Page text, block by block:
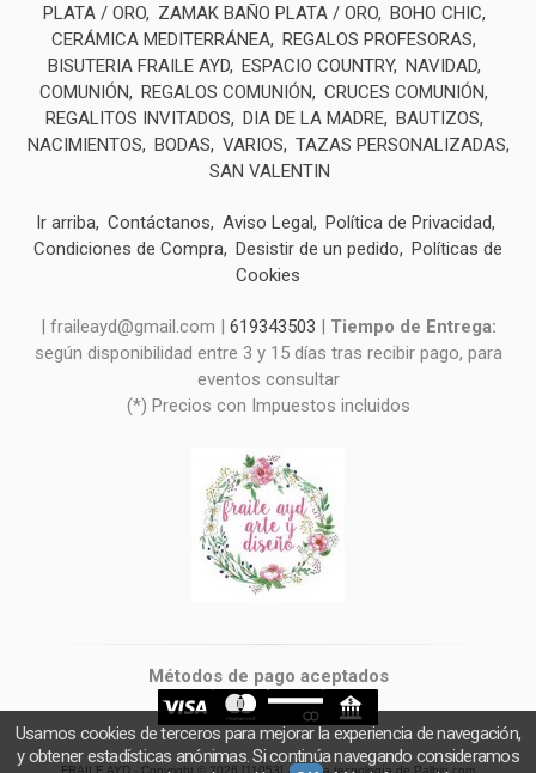
PLATA / ORO
ZAMAK BAÑO PLATA / ORO BOHO CHIC
CERÁMICA MEDITERRÁNEA REGALOS PROFESORAS
BISUTERIA FRAILE AYD ESPACIO COUNTRY NAVIDAD
COMUNIÓN
REGALOS COMUNIÓN
CRUCES COMUNIÓN
REGALITOS INVITADOS
DIA DE LA MADRE BAUTIZOS
NACIMIENTOS
BODAS VARIOS
TAZAS PERSONALIZADAS
SAN VALENTIN
Ir arriba Contáctanos Aviso Legal
Política de Privacidad
Condiciones de Compra Desistir de un pedido
Políticas de
Cookies
| fraileayd@gmail.com | 619343503 | Tiempo de Entrega:
según disponibilidad entre 3 y 15 días tras recibir pago, para
eventos consultar
(*) Precios con Impuestos incluidos
Métodos de pago aceptados
FRAILE AYD - Copyright © 2026 [11053] - Con la tecnología de Palbin.com
Usamos cookies de terceros para mejorar la experiencia de navegación,
y obtener estadísticas anónimas. Si continúa navegando consideramos